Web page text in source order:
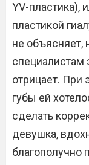
YV-пластика),
пластикой
не объясняет,
специалистам
отрицает. При
губы ей
сделать
девушка,
благополучно